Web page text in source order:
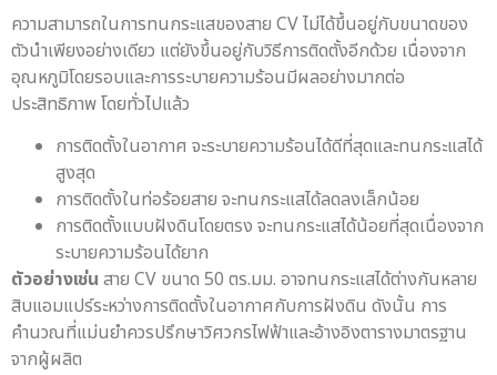
ความสามารถในการทนกระแสของสาย CV ไม่ได้ขึ้นอยู่กับขนาดของ
ตัวนำเพียงอย่างเดียว แต่ยังขึ้นอยู่กับวิธีการติดตั้งอีกด้วย เนื่องจาก
อุณหภูมิโดยรอบและการระบายความร้อนมีผลอย่างมากต่อ
ประสิทธิภาพ โดยทั่วไปแล้ว
การติดตั้งในอากาศ จะระบายความร้อนได้ดีที่สุดและทนกระแสได้
สูงสุด
การติดตั้งในท่อร้อยสาย จะทนกระแสได้ลดลงเล็กน้อย
การติดตั้งแบบฝังดินโดยตรง จะทนกระแสได้น้อยที่สุดเนื่องจาก
ระบายความร้อนได้ยาก
ตัวอย่างเช่น สาย CV ขนาด 50 ตร.มม. อาจทนกระแสได้ต่างกันหลาย
สิบแอมแปร์ระหว่างการติดตั้งในอากาศกับการฝังดิน ดังนั้น การ
คำนวณที่แม่นยำควรปรึกษาวิศวกรไฟฟ้าและอ้างอิงตารางมาตรฐาน
จากผู้ผลิต